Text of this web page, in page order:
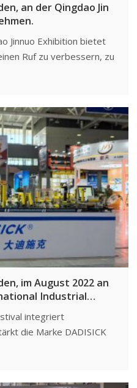
an der Qingdao Jin
Jinnuo Exhibition bietet
Ruf zu verbessern, zu
digitalisierten Umfeld zu
im August 2022 an
Industrial
1688 Industrial
integriert
die Marke DADISICK
und Wachstum.